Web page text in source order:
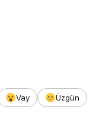
Vay
Üzgün